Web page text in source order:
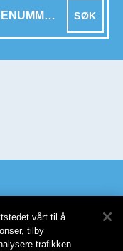
SØK
Bildearkiv
vårt til å
tilby
trafikken